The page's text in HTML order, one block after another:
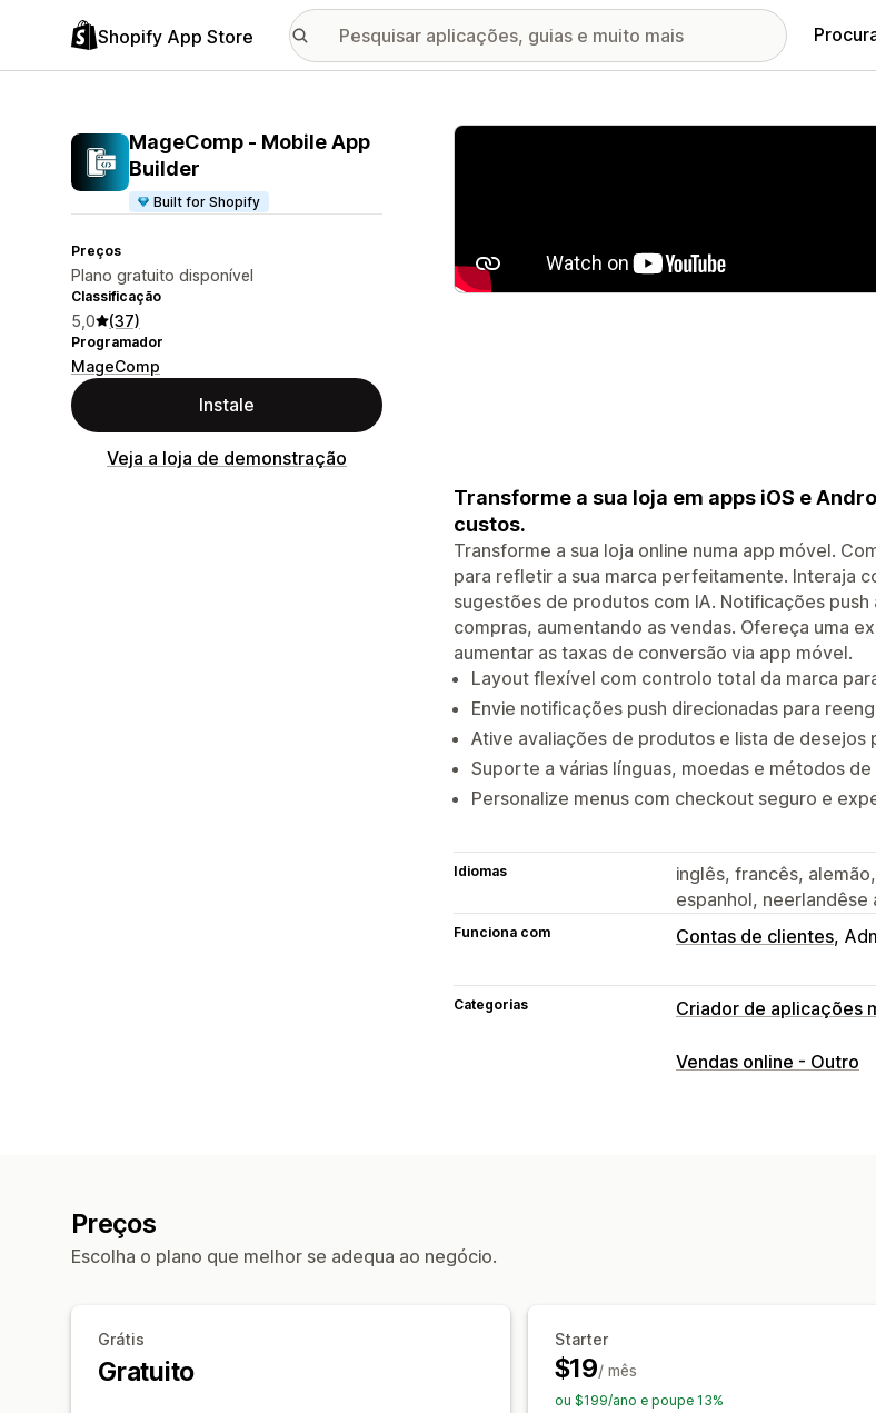
Shopify App Store
MageComp ‑ Mobile App
Builder
Built for Shopify
Preços
Plano gratuito disponível
Classificação
5,0 (37)
Programador
MageComp
Instale
Veja a loja de demonstração
Galeria de imagens em destaque
Transforme a sua loja em apps iOS e
custos.
Transforme a sua loja online numa app móvel.
para refletir a sua marca perfeitamente. Interaja
sugestões de produtos com IA. Notificações
compras, aumentando as vendas. Ofereça uma
aumentar as taxas de conversão via app móvel.
Layout flexível com controlo total da marca
Envie notificações push direcionadas para
Ative avaliações de produtos e lista de desejos
Suporte a várias línguas, moedas e métodos
Personalize menus com checkout seguro e
Idiomas
inglês, francês,
espanhol, neerlandêse
Funciona com Contas de clientes
Categorias Criador de aplicações
Personalização
Vendas online - Outro
Preços
Escolha o plano que melhor se adequa ao negócio.
Grátis
Gratuito
Starter
$19/ mês
ou $199/ano e poupe 13%